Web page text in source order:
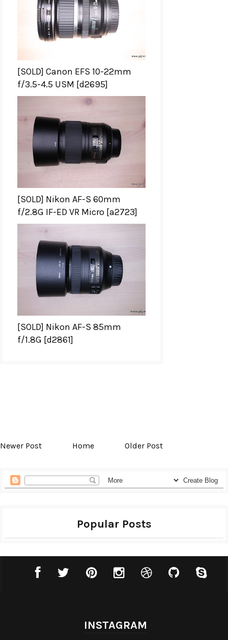
[SOLD] Canon EFS 10-22mm
f/3.5-4.5 USM [d2695]
[SOLD] Nikon AF-S 60mm
f/2.8G IF-ED VR Micro [a2723]
[SOLD] Nikon AF-S 85mm
f/1.8G [d2861]
Newer Post Home Older Post
Popular Posts
INSTAGRAM